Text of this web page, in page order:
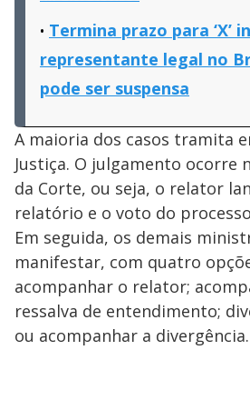
Termina prazo para ‘X’
representante legal no
pode ser suspensa
A maioria dos casos tramita
Justiça. O julgamento ocorre
da Corte, ou seja, o relator
relatório e o voto do
Em seguida, os demais
manifestar, com quatro
acompanhar o relator;
ressalva de entendimento;
ou acompanhar a divergência.